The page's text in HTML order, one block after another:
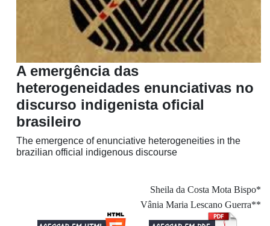
A emergência das
heterogeneidades enunciativas no
discurso indigenista oficial
brasileiro
The emergence of enunciative heterogeneities in the
brazilian official indigenous discourse
Sheila da Costa Mota Bispo*
Vânia Maria Lescano Guerra**